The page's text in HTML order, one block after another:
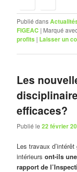
Publié dans
FIGEAC | Marqué
profits | Laisser un
Les
efficaces?
Publié le22 février
Les travaux
intérieursont-ils
rapport de